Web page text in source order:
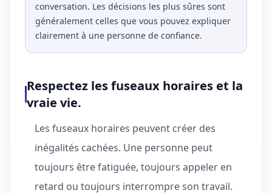
conversation. Les décisions les plus sûres sont
généralement celles que vous pouvez expliquer
clairement à une personne de confiance.
Respectez les fuseaux horaires et la
vraie vie.
Les fuseaux horaires peuvent créer des
inégalités cachées. Une personne peut
toujours être fatiguée, toujours appeler en
retard ou toujours interrompre son travail.